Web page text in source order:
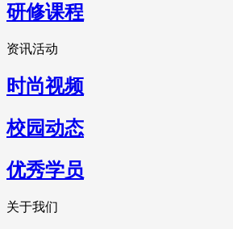
研修课程
资讯活动
时尚视频
校园动态
优秀学员
关于我们